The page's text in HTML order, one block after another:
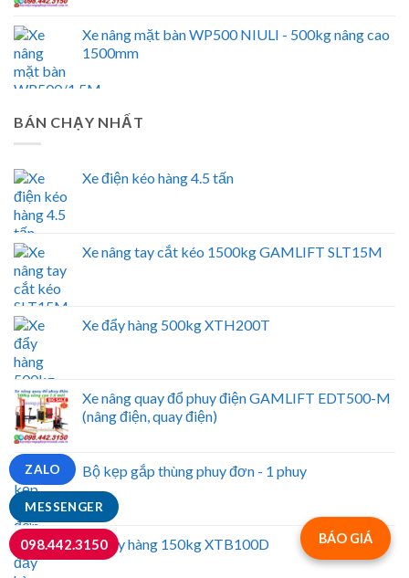
Xe nâng mặt bàn WP500 NIULI - 500kg nâng cao
1500mm
BÁN CHẠY NHẤT
Xe điện kéo hàng 4.5 tấn
Xe nâng tay cắt kéo 1500kg GAMLIFT SLT15M
Xe đẩy hàng 500kg XTH200T
Xe nâng quay đổ phuy điện GAMLIFT EDT500-M
(nâng điện, quay điện)
Bộ kẹp gắp thùng phuy đơn - 1 phuy
Xe đẩy hàng 150kg XTB100D BÁO GIÁ
MESSENGER
ZALO
098.442.3150